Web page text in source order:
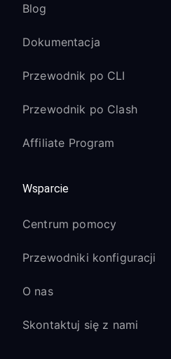
Blog
Dokumentacja
Przewodnik po CLI
Przewodnik po Clash
Affiliate Program
Wsparcie
Centrum pomocy
Przewodniki konfiguracji
O nas
Skontaktuj się z nami